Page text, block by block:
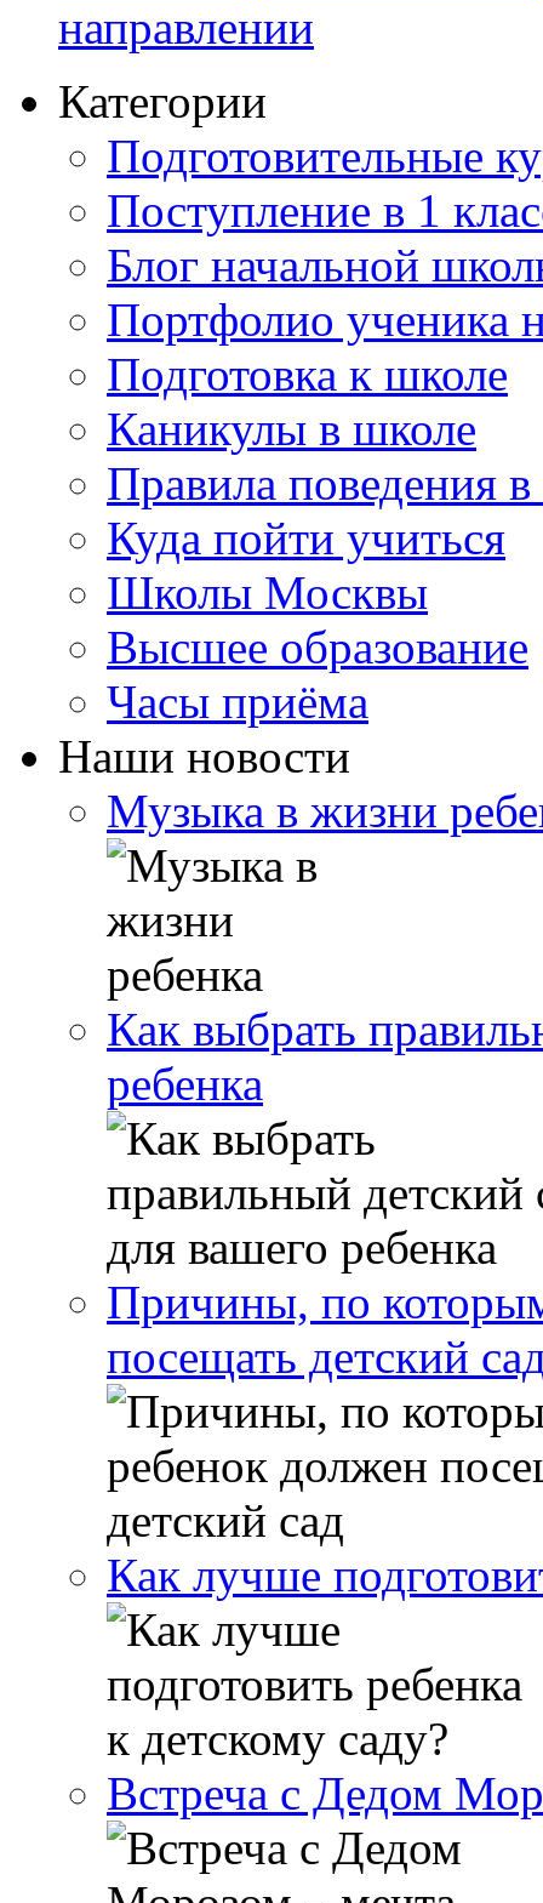
направлении
Категории
Подготовительные
Поступление в 1
Блог начальной
Портфолио ученика
Подготовка к школе
Каникулы в школе
Правила поведения
Куда пойти учиться
Школы Москвы
Высшее образование
Часы приёма
Наши новости
Музыка в жизни
Как выбрать
ребенка
Причины, по
посещать детский
Как лучше
Встреча с Дедом